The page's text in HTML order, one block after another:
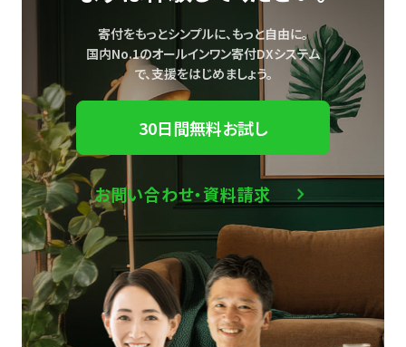
寄付をもっとシンプルに、もっと自由に。
国内No.1のオールインワン寄付DXシステム
で、支援をはじめましょう。
30日間無料お試し
お問い合わせ・資料請求